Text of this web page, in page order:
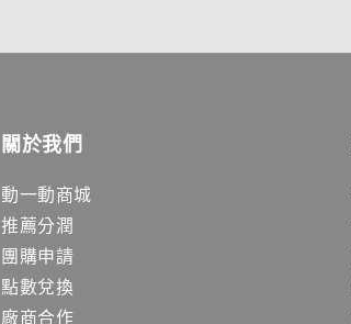
關於我們
動一動商城
推薦分潤
團購申請
點數兌換
廠商合作